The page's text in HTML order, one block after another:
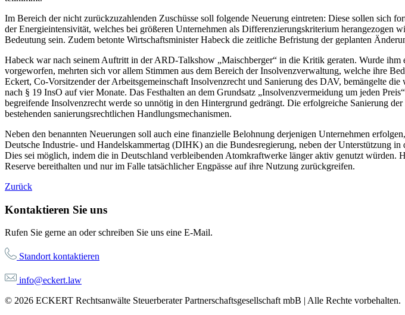
Im Bereich der nicht zurückzuzahlenden Zuschüsse soll folgende Neuerung eintreten: Diese sollen sich
der Energieintensivität, welches bei größeren Unternehmen als Differenzierungskriterium herangezogen
Bedeutung sein. Zudem betonte Wirtschaftsminister Habeck die zeitliche Befristung der geplanten
Habeck war nach seinem Auftritt in der ARD-Talkshow „Maischberger“ in die Kritik geraten. Wurde
vorgeworfen, mehrten sich vor allem Stimmen aus dem Bereich der Insolvenzverwaltung, welche ihre
Eckert, Co-Vorsitzender der Arbeitsgemeinschaft Insolvenzrecht und Sanierung des DAV, bemängelte
nach § 19 InsO auf vier Monate. Das Festhalten an dem Grundsatz „Insolvenzvermeidung um jeden
begreifende Insolvenzrecht werde so unnötig in den Hintergrund gedrängt. Die erfolgreiche Sanierung
bestehenden sanierungsrechtlichen Handlungsmechanismen.
Neben den benannten Neuerungen soll auch eine finanzielle Belohnung derjenigen Unternehmen
Deutsche Industrie- und Handelskammertag (DIHK) an die Bundesregierung, neben der Unterstützung
Dies sei möglich, indem die in Deutschland verbleibenden Atomkraftwerke länger aktiv genutzt
Reserve bereithalten und nur im Falle tatsächlicher Engpässe auf ihre Nutzung zurückgreifen.
Zurück
Kontaktieren Sie uns
Rufen Sie gerne an oder schreiben Sie uns eine E-Mail.
Standort kontaktieren
info@eckert.law
© 2026 ECKERT Rechtsanwälte Steuerberater Partnerschaftsgesellschaft mbB | Alle Rechte vorbehalten.